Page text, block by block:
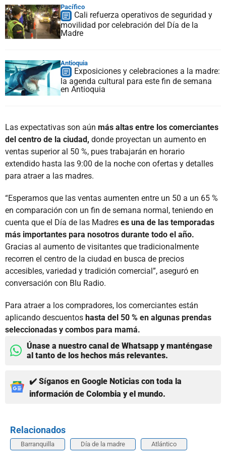
Pacífico
Cali refuerza operativos de seguridad y
movilidad por celebración del Día de la
Madre
Antioquia
Exposiciones y celebraciones a la madre:
la agenda cultural para este fin de semana
en Antioquia
Las expectativas son aún más altas entre los comerciantes
del centro de la ciudad, donde proyectan un aumento en
ventas superior al 50 %, pues trabajarán en horario
extendido hasta las 9:00 de la noche con ofertas y detalles
para atraer a las madres.
“Esperamos que las ventas aumenten entre un 50 a un 65 %
en comparación con un fin de semana normal, teniendo en
cuenta que el Día de las Madres es una de las temporadas
más importantes para nosotros durante todo el año.
Gracias al aumento de visitantes que tradicionalmente
recorren el centro de la ciudad en busca de precios
accesibles, variedad y tradición comercial”, aseguró en
conversación con Blu Radio.
Para atraer a los compradores, los comerciantes están
aplicando descuentos hasta del 50 % en algunas prendas
seleccionadas y combos para mamá.
Únase a nuestro canal de Whatsapp y manténgase
al tanto de los hechos más relevantes.
✔️ Síganos en Google Noticias con toda la
información de Colombia y el mundo.
Relacionados
Barranquilla Día de la madre Atlántico